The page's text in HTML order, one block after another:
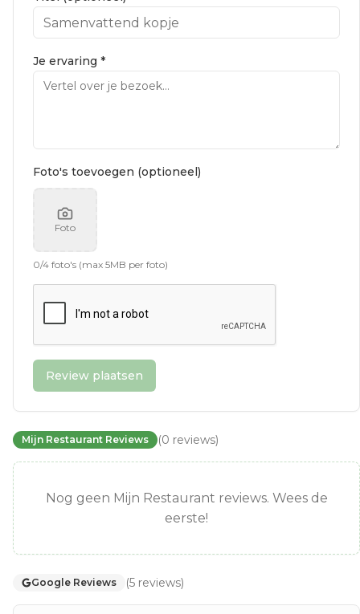
Je ervaring *
Foto's toevoegen (optioneel)
Foto
0/4 foto's (max 5MB per foto)
Review plaatsen
Mijn Restaurant Reviews (0 reviews)
Nog geen Mijn Restaurant reviews. Wees de
eerste!
Google Reviews (5 reviews)